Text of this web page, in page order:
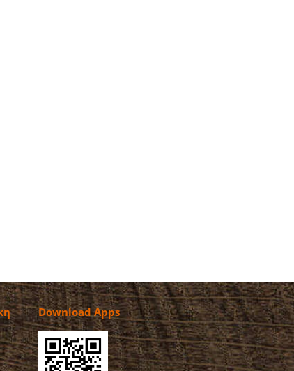
Download Apps